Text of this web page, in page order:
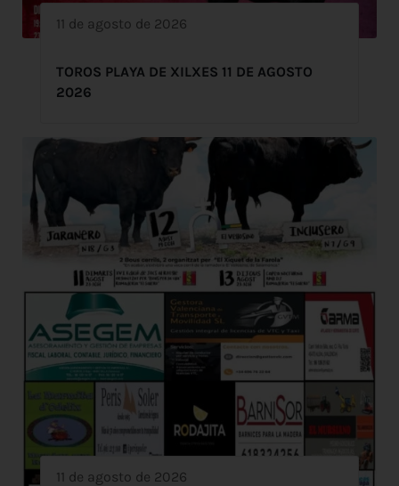
11 de agosto de 2026
TOROS PLAYA DE XILXES 11 DE AGOSTO
2026
11 de agosto de 2026